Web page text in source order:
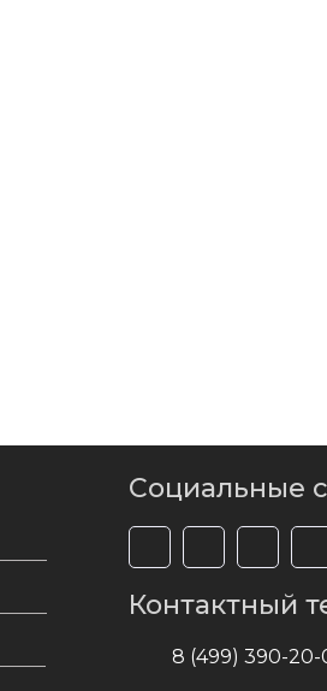
Социальные
Контактный
8 (499) 390-20-